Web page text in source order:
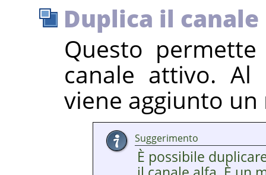
Duplica il canale
Questo
canale attivo.
viene aggiunto
Suggerimento
È possibile